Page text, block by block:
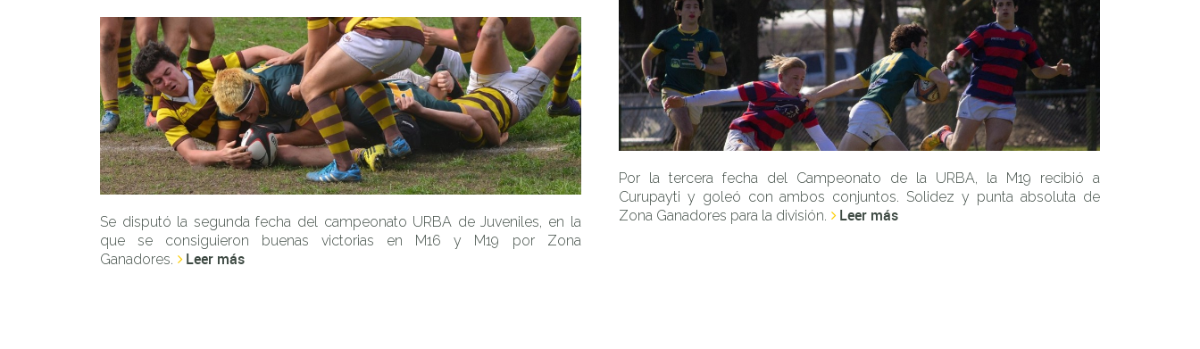
Por la tercera fecha del Campeonato de la URBA, la M19 recibió a
Curupayti y goleó con ambos conjuntos. Solidez y punta absoluta de
Zona Ganadores para la división.
Leer más
Se disputó la segunda fecha del campeonato URBA de Juveniles, en la
que se consiguieron buenas victorias en M16 y M19 por Zona
Ganadores.
Leer más